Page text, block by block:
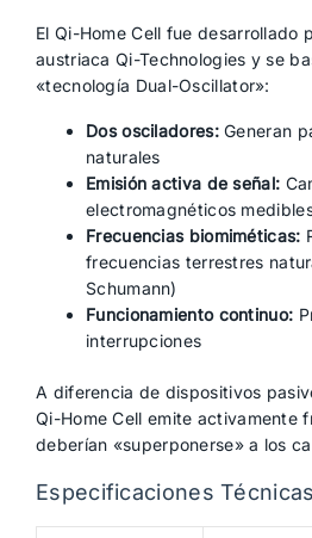
El Qi-Home Cell fue desarrollado
austriaca Qi-Technologies y se
«tecnología Dual-Oscillator»:
Dos osciladores:Generan
naturales
Emisión activa de señal:
electromagnéticos
Frecuencias biomiméticas:
frecuencias terrestres
Schumann)
Funcionamiento continuo:
interrupciones
A diferencia de dispositivos
Qi-Home Cell emite activamente
deberían «superponerse» a los
Especificaciones Técnicas